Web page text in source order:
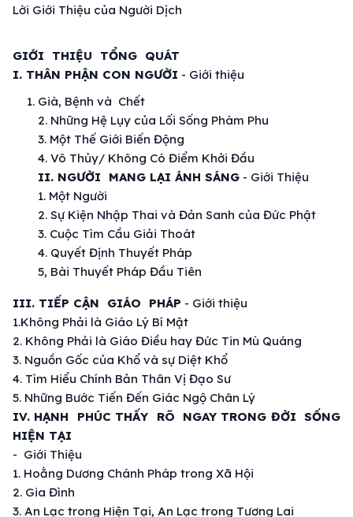
Lời Giới Thiệu của Người Dịch
GIỚI THIỆU TỔNG QUÁT
I. THÂN PHẬN CON NGƯỜI - Giới thiệu
Già, Bệnh và Chết
2. Những Hệ Lụy của Lối Sống Phàm Phu
3. Một Thế Giới Biến Động
4. Vô Thủy/ Không Có Điểm Khởi Đầu
II. NGƯỜI MANG LẠI ÁNH SÁNG - Giới Thiệu
1. Một Người
2. Sự Kiện Nhập Thai và Đản Sanh của Đức Phật
3. Cuộc Tìm Cầu Giải Thoát
4. Quyết Định Thuyết Pháp
5, Bài Thuyết Pháp Đầu Tiên
III. TIẾP CẬN GIÁO PHÁP - Giới thiệu
1.Không Phải là Giáo Lý Bí Mật
2. Không Phải là Giáo Điều hay Đức Tin Mù Quáng
3. Nguồn Gốc của Khổ và sự Diệt Khổ
4. Tìm Hiểu Chính Bản Thân Vị Đạo Sư
5. Những Bước Tiến Đến Giác Ngộ Chân Lý
IV. HẠNH PHÚC THẤY RÕ NGAY TRONG ĐỜI SỐNG
HIỆN TẠI
- Giới Thiệu
1. Hoằng Dương Chánh Pháp trong Xã Hội
2. Gia Đình
3. An Lạc trong Hiện Tại, An Lạc trong Tương Lai